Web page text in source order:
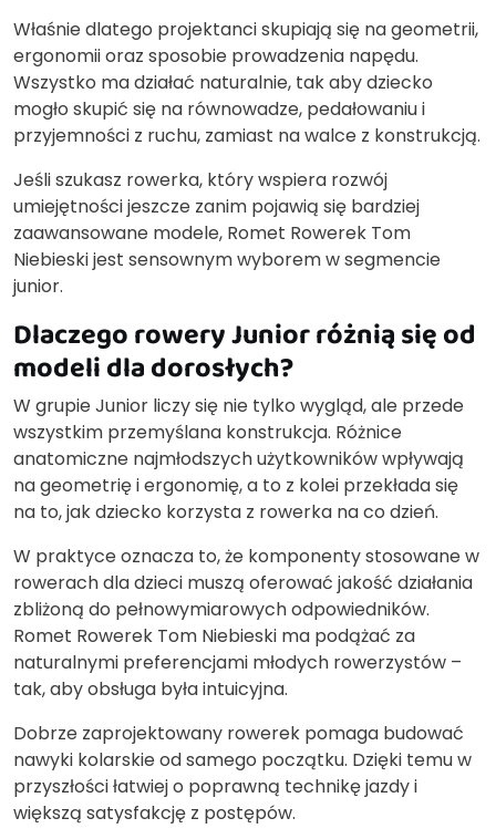
Właśnie dlatego projektanci skupiają się na geometrii,
ergonomii oraz sposobie prowadzenia napędu.
Wszystko ma działać naturalnie, tak aby dziecko
mogło skupić się na równowadze, pedałowaniu i
przyjemności z ruchu, zamiast na walce z konstrukcją.
Jeśli szukasz rowerka, który wspiera rozwój
umiejętności jeszcze zanim pojawią się bardziej
zaawansowane modele, Romet Rowerek Tom
Niebieski jest sensownym wyborem w segmencie
junior.
Dlaczego rowery Junior różnią się od
modeli dla dorosłych?
W grupie Junior liczy się nie tylko wygląd, ale przede
wszystkim przemyślana konstrukcja. Różnice
anatomiczne najmłodszych użytkowników wpływają
na geometrię i ergonomię, a to z kolei przekłada się
na to, jak dziecko korzysta z rowerka na co dzień.
W praktyce oznacza to, że komponenty stosowane w
rowerach dla dzieci muszą oferować jakość działania
zbliżoną do pełnowymiarowych odpowiedników.
Romet Rowerek Tom Niebieski ma podążać za
naturalnymi preferencjami młodych rowerzystów –
tak, aby obsługa była intuicyjna.
Dobrze zaprojektowany rowerek pomaga budować
nawyki kolarskie od samego początku. Dzięki temu w
przyszłości łatwiej o poprawną technikę jazdy i
większą satysfakcję z postępów.